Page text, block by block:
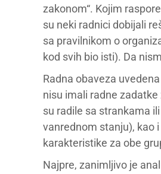
zakonom“. Kojim
su neki radnici dobijali
sa pravilnikom o
kod svih bio isti). Da
Radna obaveza
nisu imali radne
su radile sa strankama
vanrednom stanju), kao
karakteristike za obe
Najpre, zanimljivo je